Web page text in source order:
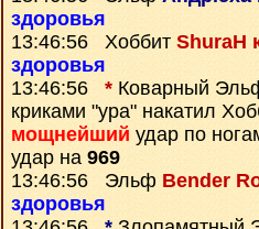
здоровья
13:46:56 Хоббит ShuraH
здоровья
13:46:56 * Коварный
криками "ура" накатил
мощнейший удар по
удар на 969
13:46:56 Эльф Bender
здоровья